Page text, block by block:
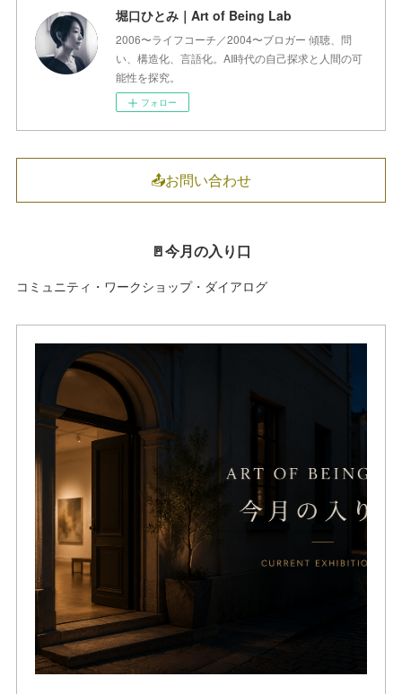
堀口ひとみ｜Art of Being Lab
2006〜ライフコーチ／2004〜ブロガー 傾聴、問
い、構造化、言語化。AI時代の自己探求と人間の可
能性を探究。
フォロー
📤お問い合わせ
🚪今月の入り口
コミュニティ・ワークショップ・ダイアログ